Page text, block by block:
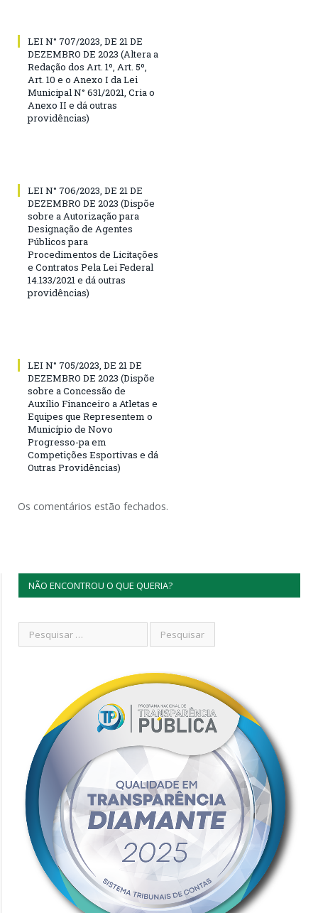
LEI N° 707/2023, DE 21 DE
DEZEMBRO DE 2023 (Altera a
Redação dos Art. 1º, Art. 5º,
Art. 10 e o Anexo I da Lei
Municipal N° 631/2021, Cria o
Anexo II e dá outras
providências)
LEI N° 706/2023, DE 21 DE
DEZEMBRO DE 2023 (Dispõe
sobre a Autorização para
Designação de Agentes
Públicos para
Procedimentos de Licitações
e Contratos Pela Lei Federal
14.133/2021 e dá outras
providências)
LEI N° 705/2023, DE 21 DE
DEZEMBRO DE 2023 (Dispõe
sobre a Concessão de
Auxílio Financeiro a Atletas e
Equipes que Representem o
Município de Novo
Progresso-pa em
Competições Esportivas e dá
Outras Providências)
Os comentários estão fechados.
NÃO ENCONTROU O QUE QUERIA?